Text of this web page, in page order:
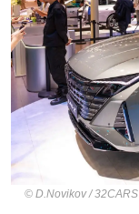
D.Novikov / 32CARS